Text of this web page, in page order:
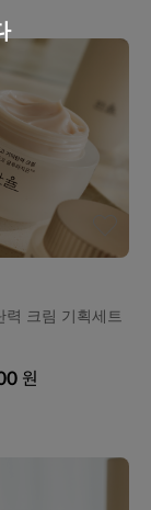
력 크림 기획세트
원